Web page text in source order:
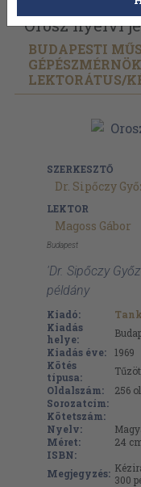
Orosz nyelvi
BUDAPESTI
LEKTORÁTUS/
SZERKESZTŐ
Dr. Sipőczy
LEKTOR
Magoss Gábor
Budapest
'Dr. Sipőczy
példány
Kiadó:
Kiadás
helye:
Kiadás éve:
1969
Kötés
típusa:
Oldalszám:
256
Sorozatcím:
Kötetszám:
Nyelv:
Méret:
24
ISBN:
Megjegyzés: 300